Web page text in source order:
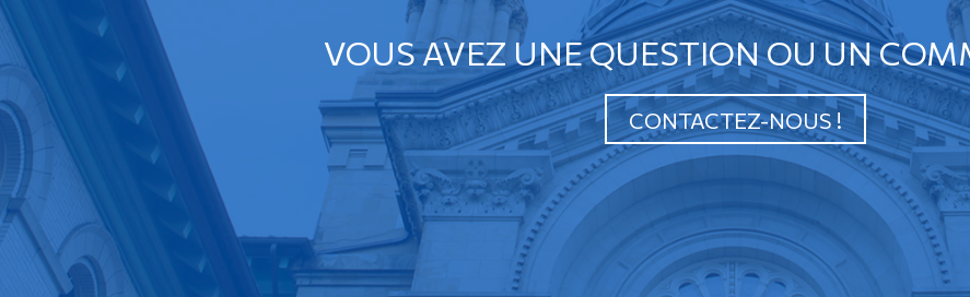
VOUS AVEZ UNE QUESTION OU UN
CONTACTEZ-NOUS !